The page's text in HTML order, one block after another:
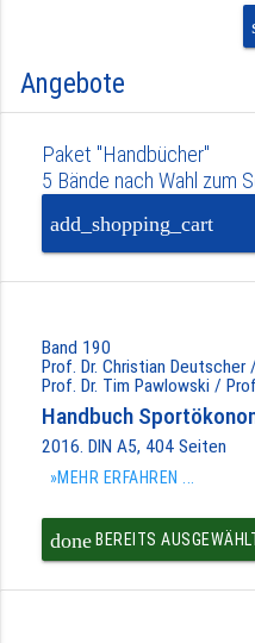
Angebote
Paket "Handbücher"
5 Bände nach Wahl zum
add_shopping_cart
Band 190
Prof. Dr. Christian Deutscher
Prof. Dr. Tim Pawlowski /
Handbuch
2016. DIN A5, 404 Seiten
»MEHR ERFAHREN ...
doneBEREITS